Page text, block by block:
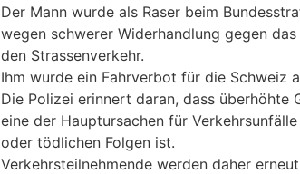
Der Mann wurde als Raser beim
wegen schwerer Widerhandlung gegen
den Strassenverkehr.
Ihm wurde ein Fahrverbot für die Schweiz
Die Polizei erinnert daran, dass überhöhte
eine der Hauptursachen für
oder tödlichen Folgen ist.
Verkehrsteilnehmende werden daher